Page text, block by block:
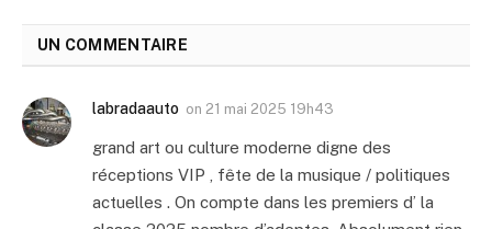
UN COMMENTAIRE
labradaauto on 21 mai 2025 19h43
grand art ou culture moderne digne des
réceptions VIP , fête de la musique / politiques
actuelles . On compte dans les premiers d’ la